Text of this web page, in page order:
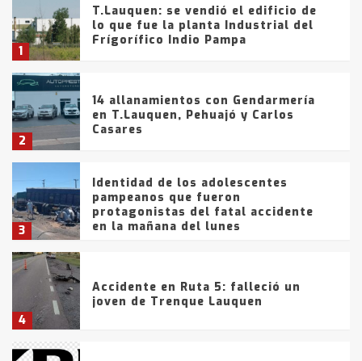
1
T.Lauquen: se vendió el edificio de
lo que fue la planta Industrial del
Frígorífico Indio Pampa
2
14 allanamientos con Gendarmería
en T.Lauquen, Pehuajó y Carlos
Casares
3
Identidad de los adolescentes
pampeanos que fueron
protagonistas del fatal accidente
en la mañana del lunes
4
Accidente en Ruta 5: falleció un
joven de Trenque Lauquen